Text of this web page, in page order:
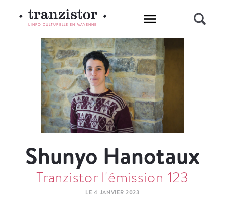
L'INFO CULTURELLE EN MAYENNE
Shunyo Hanotaux
Tranzistor l'émission 123
LE 4 JANVIER 2023